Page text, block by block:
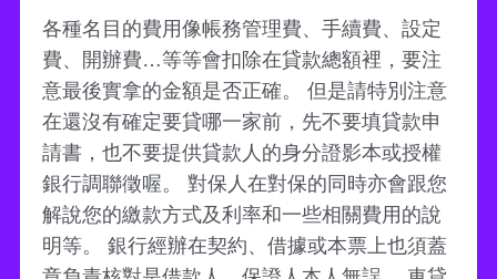
各種名目的費用像帳務管理費、手續費、設定
費、開辦費…等等會扣除在貸款總額裡，要注
意最後實拿的金額是否正確。 但是請特別注意
在還沒有確定要貸哪一家前，先不要填貸款申
請書，也不要提供貸款人的身分證影本或授權
銀行調聯徵喔。 對保人在對保的同時亦會跟您
解說您的繳款方式及利率和一些相關費用的說
明等。 銀行經辦在契約、借據或本票上也須蓋